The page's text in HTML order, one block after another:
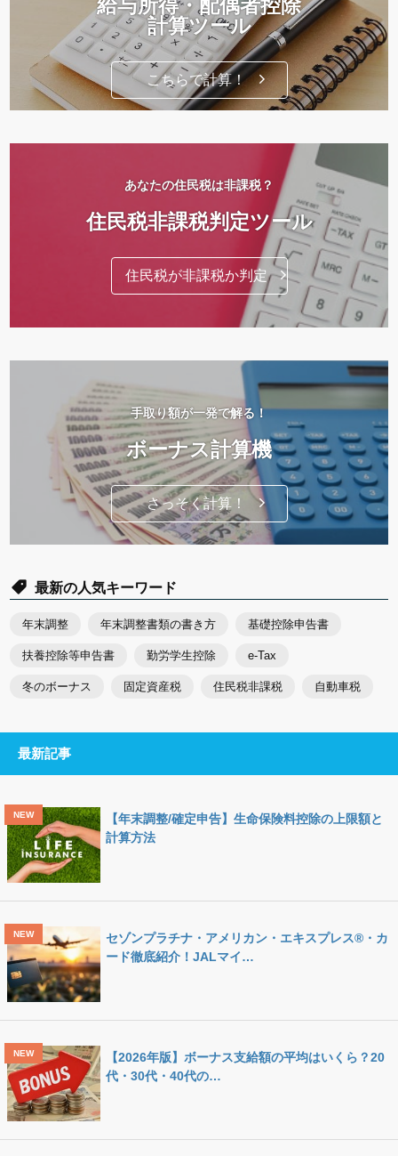
給与所得・配偶者控除
計算ツール
こちらで計算！
あなたの住民税は非課税？
住民税非課税判定ツール
住民税が非課税か判定
手取り額が一発で解る！
ボーナス計算機
さっそく計算！
最新の人気キーワード
年末調整 年末調整書類の書き方 基礎控除申告書
扶養控除等申告書 勤労学生控除 e-Tax
冬のボーナス 固定資産税 住民税非課税 自動車税
最新記事
【年末調整/確定申告】生命保険料控除の上限額と
計算方法
セゾンプラチナ・アメリカン・エキスプレス®・カ
ード徹底紹介！JALマイ…
【2026年版】ボーナス支給額の平均はいくら？20
代・30代・40代の…